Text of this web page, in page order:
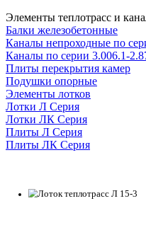
Элементы теплотрасс и
Балки железобетонные
Каналы непроходные по
Каналы по серии 3.006.1-
Плиты перекрытия камер
Подушки опорные
Элементы лотков
Лотки Л Серия
Лотки ЛК Серия
Плиты Л Серия
Плиты ЛК Серия